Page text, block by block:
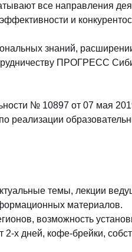
Реклама и PR (114)
Управление персоналом
Кадровый менеджмент
Тренинги для тренеров (85)
все направления
и
знаний,
ПРОГРЕСС
№ 10897 от 07 мая
реализации
темы, лекции
материалов.
возможность
х дней, кофе-брейки,